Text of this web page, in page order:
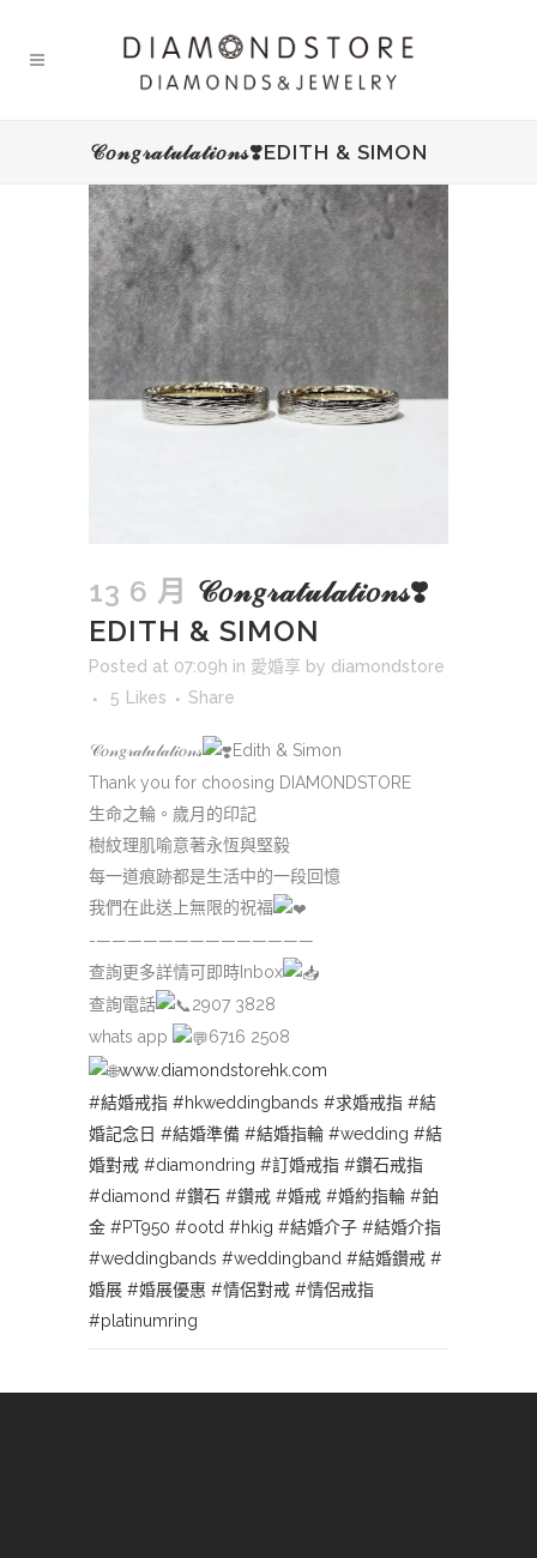
𝒞𝑜𝓃𝑔𝓇𝒶𝓉𝓊𝓁𝒶𝓉𝒾𝑜𝓃𝓈❣️EDITH & SIMON
13 6 月 𝒞𝑜𝓃𝑔𝓇𝒶𝓉𝓊𝓁𝒶𝓉𝒾𝑜𝓃𝓈❣️
EDITH & SIMON
Posted at 07:09h in 愛婚享 by diamondstore
5
Likes Share
𝒞𝑜𝓃𝑔𝓇𝒶𝓉𝓊𝓁𝒶𝓉𝒾𝑜𝓃𝓈
Edith & Simon
Thank you for choosing DIAMONDSTORE
生命之輪。歲月的印記
樹紋理肌喻意著永恆與堅毅
每一道痕跡都是生活中的一段回憶
我們在此送上無限的祝福
-——————————————
查詢更多詳情可即時Inbox
查詢電話
2907 3828
whats app
6716 2508
www.diamondstorehk.com
#結婚戒指 #hkweddingbands #求婚戒指 #結
婚記念日 #結婚準備 #結婚指輪 #wedding #結
婚對戒 #diamondring #訂婚戒指 #鑽石戒指
#diamond #鑽石 #鑽戒 #婚戒 #婚約指輪 #鉑
金 #PT950 #ootd #hkig #結婚介子 #結婚介指
#weddingbands #weddingband #結婚鑽戒 #
婚展 #婚展優惠 #情侶對戒 #情侶戒指
#platinumring